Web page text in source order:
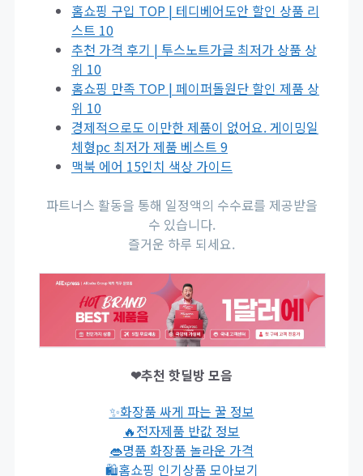
홈쇼핑 구입 TOP | 테디베어도안 할인 상품 리
스트 10
추천 가격 후기 | 투스노트가글 최저가 상품 상
위 10
홈쇼핑 만족 TOP | 페이퍼돌원단 할인 제품 상
위 10
경제적으로도 이만한 제품이 없어요. 게이밍일
체형pc 최저가 제품 베스트 9
맥북 에어 15인치 색상 가이드
파트너스 활동을 통해 일정액의 수수료를 제공받을
수 있습니다.
즐거운 하루 되세요.
❤추천 핫딜방 모음
✨화장품 싸게 파는 꿀 정보
🔥전자제품 반값 정보
👄명품 화장품 놀라운 가격
🛍홈쇼핑 인기상품 모아보기